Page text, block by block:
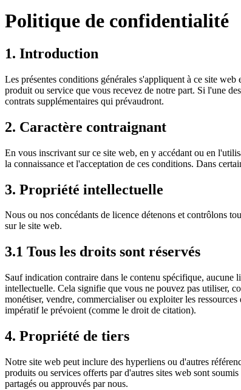
Politique de confidentialité
1. Introduction
Les présentes conditions générales s'appliquent à ce site
produit ou service que vous recevez de notre part. Si l'une
contrats supplémentaires qui prévaudront.
2. Caractère contraignant
En vous inscrivant sur ce site web, en y accédant ou en
la connaissance et l'acceptation de ces conditions. Dans
3. Propriété intellectuelle
Nous ou nos concédants de licence détenons et contrôlons
sur le site web.
3.1 Tous les droits sont réservés
Sauf indication contraire dans le contenu spécifique, aucune
intellectuelle. Cela signifie que vous ne pouvez pas utiliser,
monétiser, vendre, commercialiser ou exploiter les
impératif le prévoient (comme le droit de citation).
4. Propriété de tiers
Notre site web peut inclure des hyperliens ou d'autres
produits ou services offerts par d'autres sites web sont
partagés ou approuvés par nous.